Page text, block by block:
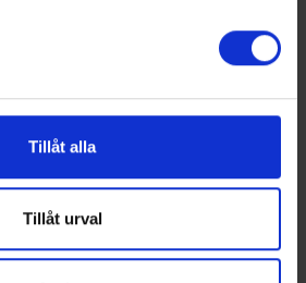
för att anpassa innehållet
analysera vår trafik. Vi
sådana identifierare och annan
som vi samarbetar med.
informationen med annan
deras tjänster.
Tillåt alla
Tillåt urval